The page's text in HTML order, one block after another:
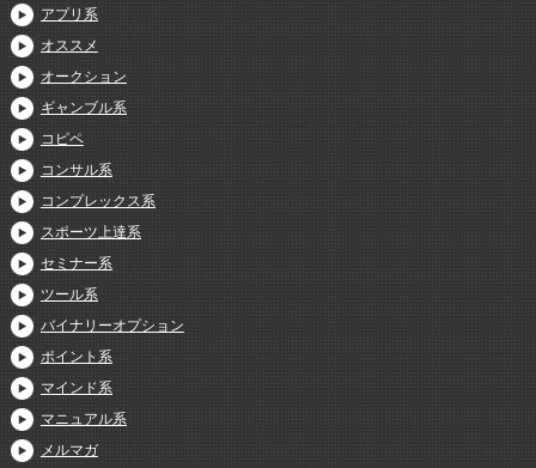
アプリ系
オススメ
オークション
ギャンブル系
コピペ
コンサル系
コンプレックス系
スポーツ上達系
セミナー系
ツール系
バイナリーオプション
ポイント系
マインド系
マニュアル系
メルマガ